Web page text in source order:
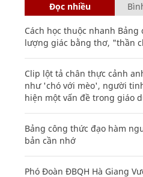
Đọc nhiều
Cách học thuộc nhanh Bảng
lượng giác bằng thơ, "thần
Clip lột tả chân thực cảnh
như 'chó với mèo', người
hiện một vấn đề trong giáo
Bảng công thức đạo hàm
bản cần nhớ
Phó Đoàn ĐBQH Hà Giang